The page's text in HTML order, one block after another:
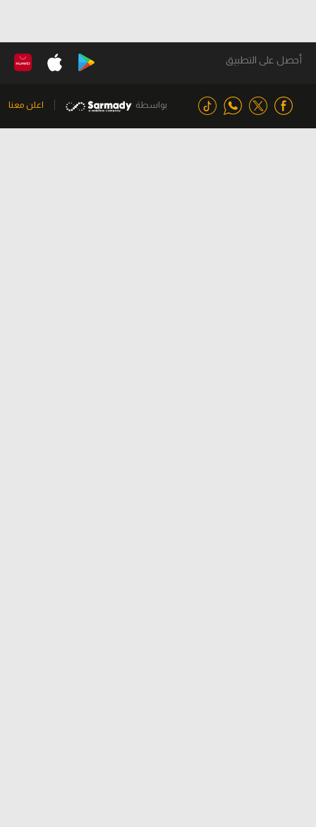
أحصل على التطبيق
بواسطة اعلن معنا